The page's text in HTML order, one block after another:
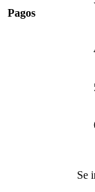
Pagos
Se